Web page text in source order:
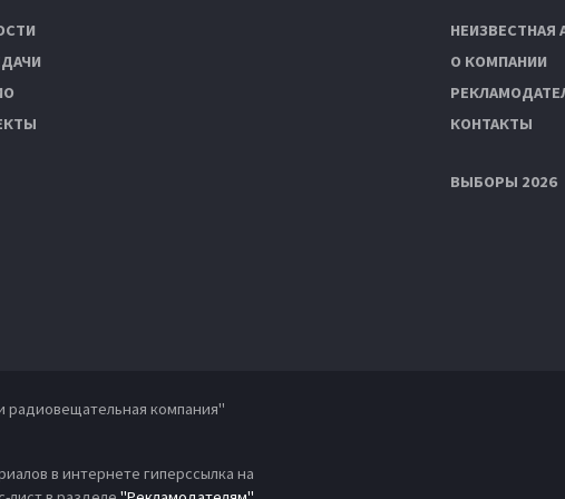
НЕИЗВЕСТНАЯ
О КОМПАНИИ
КОНТАКТЫ
ВЫБОРЫ 2026
радиовещательная компания"
в интернете гиперссылка на